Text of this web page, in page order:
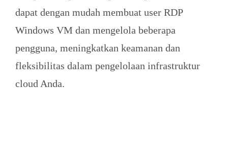
dapat dengan mudah membuat user RDP
Windows VM dan mengelola beberapa
pengguna, meningkatkan keamanan dan
fleksibilitas dalam pengelolaan infrastruktur
cloud Anda.